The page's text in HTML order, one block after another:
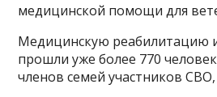
медицинской помощи для
Медицинскую реабилитацию
прошли уже более 770
членов семей участников